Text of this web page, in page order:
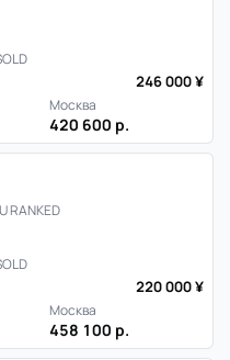
246 000 ¥
Москва
420 600 р.
RANKED
220 000 ¥
Москва
458 100 р.